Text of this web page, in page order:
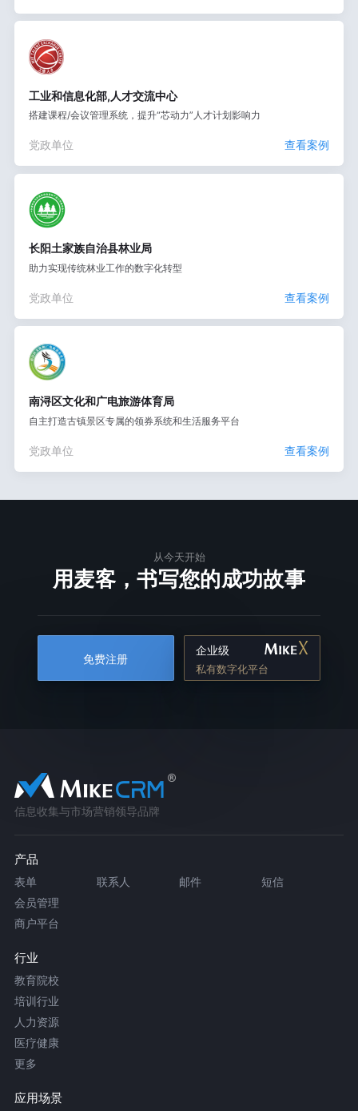
工业和信息化部,人才交流中心
搭建课程/会议管理系统，提升“芯动力”人才计划影响力
党政单位 查看案例
长阳土家族自治县林业局
助力实现传统林业工作的数字化转型
党政单位 查看案例
南浔区文化和广电旅游体育局
自主打造古镇景区专属的领券系统和生活服务平台
党政单位 查看案例
从今天开始
用麦客，书写您的成功故事
免费注册
企业级
私有数字化平台
信息收集与市场营销领导品牌
产品
表单 联系人 邮件
短信
会员管理
商户平台
行业
教育院校
培训行业
人力资源
医疗健康
更多
应用场景